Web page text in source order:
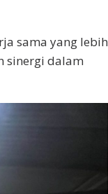
sama yang lebih
sinergi dalam